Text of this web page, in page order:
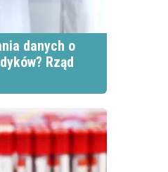
danych o
Rząd